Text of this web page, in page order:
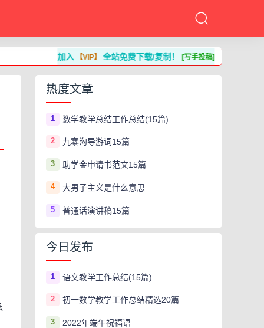
加入【VIP】 全站免费下载/复制！ [写手投稿]
热度文章
1 数学教学总结工作总结(15篇)
2 九寨沟导游词15篇
3 助学金申请书范文15篇
4 大男子主义是什么意思
5 普通话演讲稿15篇
今日发布
1 语文教学工作总结(15篇)
2 初一数学教学工作总结精选20篇
3 2022年端午祝福语